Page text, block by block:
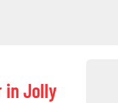
in Jolly